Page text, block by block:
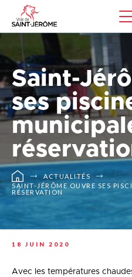
Saint-
ses
ACTUALITÉS
SAINT-JÉRÔME OUVRE SES
RÉSERVATION
18 JUIN 2020
Avec les températures